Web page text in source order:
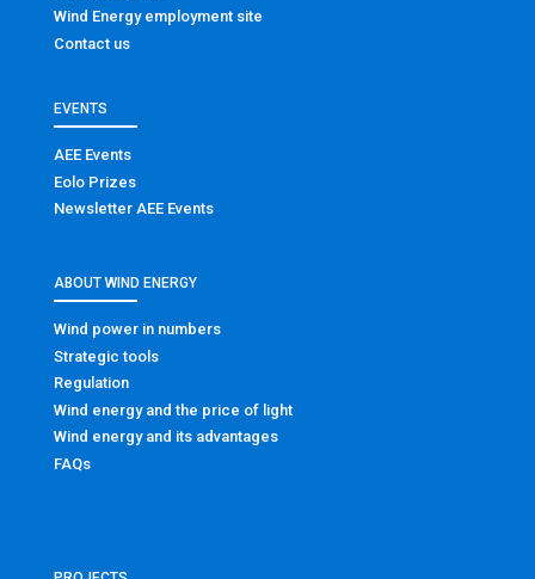
Wind Energy employment site
Contact us
EVENTS
AEE Events
Eolo Prizes
Newsletter AEE Events
ABOUT WIND ENERGY
Wind power in numbers
Strategic tools
Regulation
Wind energy and the price of light
Wind energy and its advantages
FAQs